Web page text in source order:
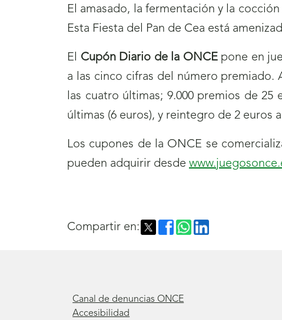
El amasado, la fermentación y la
Esta Fiesta del Pan de Cea está
El Cupón Diario de la ONCEpone en
a las cinco cifras del número premiado.
las cuatro últimas; 9.000 premios de
últimas (6 euros), y reintegro de 2 euros
Los cupones de la ONCE se
pueden adquirir desde
Compartir en:
Canal de denuncias ONCE
Accesibilidad